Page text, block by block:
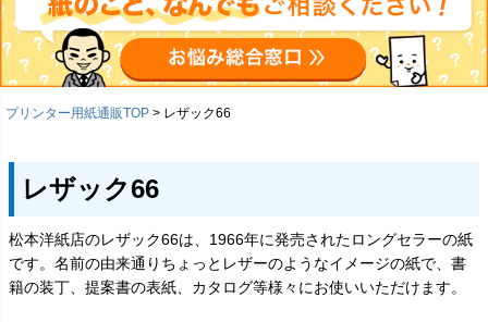
プリンター用紙通販TOP レザック66
レザック66
松本洋紙店のレザック66は、1966年に発売されたロングセラーの紙
です。名前の由来通りちょっとレザーのようなイメージの紙で、書
籍の装丁、提案書の表紙、カタログ等様々にお使いいただけます。